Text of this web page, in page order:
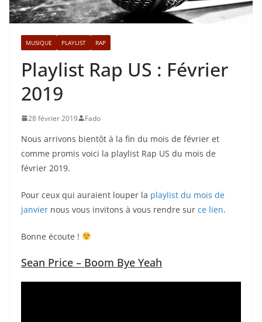
MUSIQUE PLAYLIST RAP
Playlist Rap US : Février
2019
28 février 2019 Fado
Nous arrivons bientôt à la fin du mois de février et
comme promis voici la playlist Rap US du mois de
février 2019.
Pour ceux qui auraient louper la playlist du mois de
janvier nous vous invitons à vous rendre sur ce lien.
Bonne écoute !
Sean Price – Boom Bye Yeah